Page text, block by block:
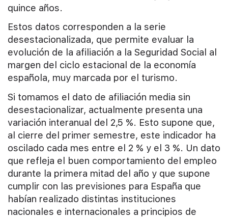
quince años.
Estos datos corresponden a la serie
desestacionalizada, que permite evaluar la
evolución de la afiliación a la Seguridad Social al
margen del ciclo estacional de la economía
española, muy marcada por el turismo.
Si tomamos el dato de afiliación media sin
desestacionalizar, actualmente presenta una
variación interanual del 2,5 %. Esto supone que,
al cierre del primer semestre, este indicador ha
oscilado cada mes entre el 2 % y el 3 %. Un dato
que refleja el buen comportamiento del empleo
durante la primera mitad del año y que supone
cumplir con las previsiones para España que
habían realizado distintas instituciones
nacionales e internacionales a principios de